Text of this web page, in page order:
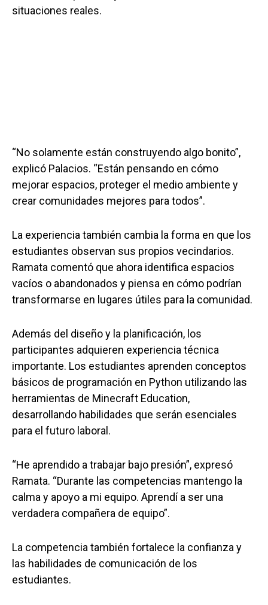
situaciones reales.
“No solamente están construyendo algo bonito”,
explicó Palacios. “Están pensando en cómo
mejorar espacios, proteger el medio ambiente y
crear comunidades mejores para todos”.
La experiencia también cambia la forma en que los
estudiantes observan sus propios vecindarios.
Ramata comentó que ahora identifica espacios
vacíos o abandonados y piensa en cómo podrían
transformarse en lugares útiles para la comunidad.
Además del diseño y la planificación, los
participantes adquieren experiencia técnica
importante. Los estudiantes aprenden conceptos
básicos de programación en Python utilizando las
herramientas de Minecraft Education,
desarrollando habilidades que serán esenciales
para el futuro laboral.
“He aprendido a trabajar bajo presión”, expresó
Ramata. “Durante las competencias mantengo la
calma y apoyo a mi equipo. Aprendí a ser una
verdadera compañera de equipo”.
La competencia también fortalece la confianza y
las habilidades de comunicación de los
estudiantes.